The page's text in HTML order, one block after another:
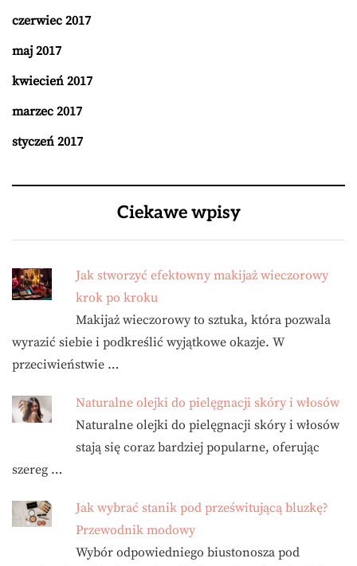
czerwiec 2017
maj 2017
kwiecień 2017
marzec 2017
styczeń 2017
Ciekawe wpisy
Jak stworzyć efektowny makijaż wieczorowy
krok po kroku
Makijaż wieczorowy to sztuka, która pozwala
wyrazić siebie i podkreślić wyjątkowe okazje. W
przeciwieństwie …
Naturalne olejki do pielęgnacji skóry i włosów
Naturalne olejki do pielęgnacji skóry i włosów
stają się coraz bardziej popularne, oferując
szereg …
Jak wybrać stanik pod prześwitującą bluzkę?
Przewodnik modowy
Wybór odpowiedniego biustonosza pod